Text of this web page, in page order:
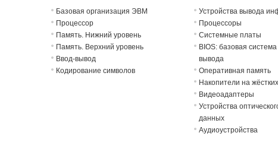
Базовая организация ЭВМ
Процессор
Память. Нижний уровень
Память. Верхний уровень
Ввод-вывод
Кодирование символов
Устройства вывода
Процессоры
Системные платы
BIOS: базовая
вывода
Оперативная память
Накопители на
Видеоадаптеры
Устройства
данных
Аудиоустройства